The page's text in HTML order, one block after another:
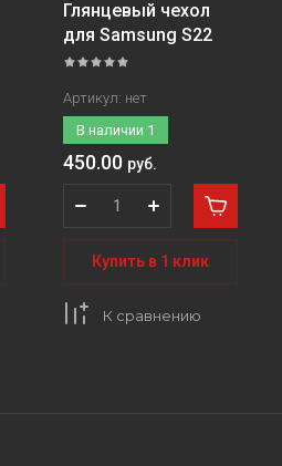
Глянцевый чехол
для Samsung S22
Артикул: нет
В наличии 1
450.00 руб.
Купить в 1 клик
К сравнению